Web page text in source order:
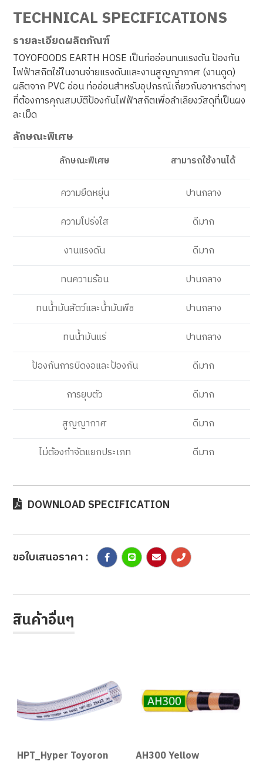
TECHNICAL SPECIFICATIONS
รายละเอียดผลิตภัณฑ์
TOYOFOODS EARTH HOSE เป็นท่ออ่อนทนแรงดัน ป้องกัน
ไฟฟ้าสถิตใช้ในงานจ่ายแรงดันและงานสูญญากาศ (งานดูด)
ผลิตจาก PVC อ่อน ท่ออ่อนสำหรับอุปกรณ์เกี่ยวกับอาหารต่างๆ
ที่ต้องการคุณสมบัติป้องกันไฟฟ้าสถิตเพื่อลำเลียงวัสดุที่เป็นผง
ละเม็ด
ลักษณะพิเศษ
ลักษณะพิเศษ สามารถใช้งานได้
ความยืดหยุ่น
ปานกลาง
ความโปร่งใส
ดีมาก
งานแรงดัน
ดีมาก
ทนความร้อน
ปานกลาง
ทนน้ำมันสัตว์และน้ำมันพืช
ปานกลาง
ทนน้ำมันแร่
ปานกลาง
ป้องกันการบิดงอและป้องกัน
ดีมาก
การยุบตัว
ดีมาก
สูญญากาศ
ดีมาก
ไม่ต้องกำจัดแยกประเภท
ดีมาก
DOWNLOAD SPECIFICATION
ขอใบเสนอราคา :
สินค้าอื่นๆ
HPT_Hyper Toyoron AH300 Yellow